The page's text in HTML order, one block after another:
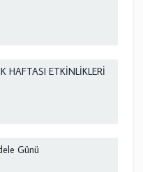
HAFTASI ETKİNLİKLERİ
Günü